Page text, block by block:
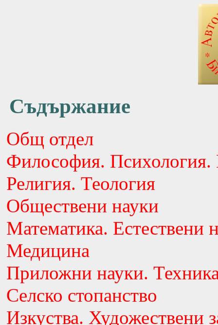
Съдържание
Общ отдел
Философия. Психология.
Религия. Теология
Обществени науки
Математика. Естествени
Медицина
Приложни науки.
Селско стопанство
Изкуства. Художествени